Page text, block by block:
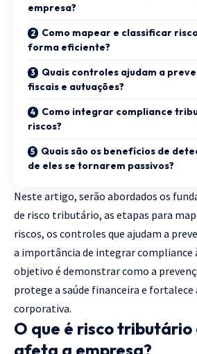
empresa?
Como mapear e classificar
forma eficiente?
Quais controles ajudam a
fiscais e autuações?
Como integrar compliance
riscos?
Quais são os benefícios de
de eles se tornarem passivos?
Neste artigo, serão abordados os
de risco tributário, as etapas para
riscos, os controles que ajudam a
a importância de integrar compliance
objetivo é demonstrar como a
protege a saúde financeira e fortalece
corporativa.
O que é risco tributário
afeta a empresa?